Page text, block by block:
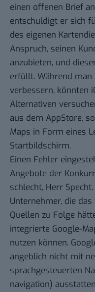
einen offenen Brief
entschuldigt er sich
des eigenen
Anspruch, seinen
anzubieten, und
erfüllt. Während man
verbessern, könnten
Alternativen
aus dem AppStore,
Maps in Form eines
Startbildschirm.
Einen Fehler
Angebote der
schlecht, Herr
Unternehmer, die
Quellen zu Folge
integrierte Google-
nutzen können.
angeblich nicht mit
sprachgesteuerten
navigation)